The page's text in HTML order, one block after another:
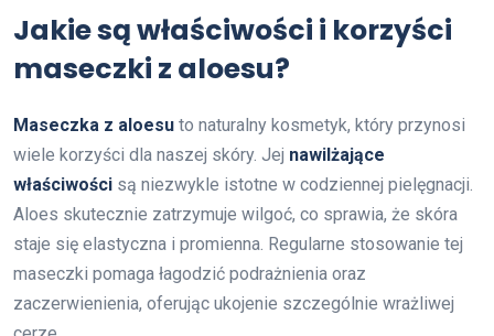
Jakie są właściwości i korzyści
maseczki z aloesu?
Maseczka z aloesu to naturalny kosmetyk, który przynosi
wiele korzyści dla naszej skóry. Jej nawilżające
właściwości są niezwykle istotne w codziennej pielęgnacji.
Aloes skutecznie zatrzymuje wilgoć, co sprawia, że skóra
staje się elastyczna i promienna. Regularne stosowanie tej
maseczki pomaga łagodzić podrażnienia oraz
zaczerwienienia, oferując ukojenie szczególnie wrażliwej